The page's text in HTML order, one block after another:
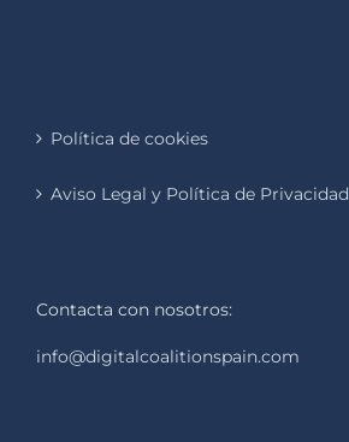
Política de cookies
Aviso Legal y Política de Privacidad
Contacta con nosotros:
info@digitalcoalitionspain.com